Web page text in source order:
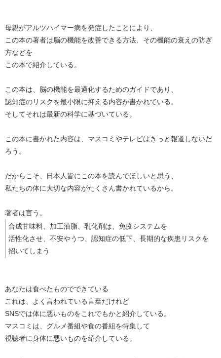
母親がアルツハイマー病を発症したことにより、
この本の著者は脳の機能を改善できる方法、その機能の衰えの防ぎ
方などを
この本で紹介している。
この本は、脳の機能を最適化するためのガイドであり、
認知症のリスクを最小限に抑える内容が書かれている。
そしてそれは最新の科学に基づいている。
この本に書かれた内容は、マスコミやテレビはきっと報道しないだ
ろう。
だからこそ、日本人皆にこの本を読んでほしいと思う、
私たちの体に大切な内容がたくさん書かれているから。
著者は言う。
合成甘味料、加工油脂、乳化剤は、免疫システムを
活性化させ、不安やうつ、認知症の低下、長期的な疾患リスクを
招いてしまう
あなたは食べたものでできている
これは、よく言われている言葉だけれど
SNSでは体に悪いものをこれでもかと紹介している。
マスコミは、グルメ番組や食の番組を特集して
視聴者に身体に悪いものを紹介している。